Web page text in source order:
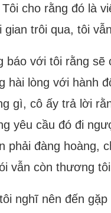
cho rằng đó là
trôi qua, tôi
báo với tôi rằng
hài lòng với hành
gì, cô ấy trả lời
yêu cầu đó đi
phải đàng hoàng,
vẫn còn thương
nghĩ nên đến